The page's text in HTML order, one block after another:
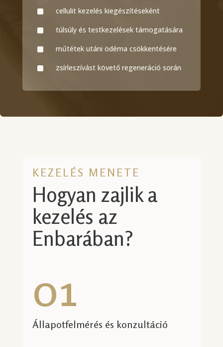
^ cellulit kezelés kiegészítéseként
^ túlsúly és testkezelések támogatására
^ műtétek utáni ödéma csökkentésére
^ zsírleszívást követő regeneráció során
KEZELÉS MENETE
Hogyan zajlik a
kezelés az
Enbarában?
01
Állapotfelmérés és konzultáció